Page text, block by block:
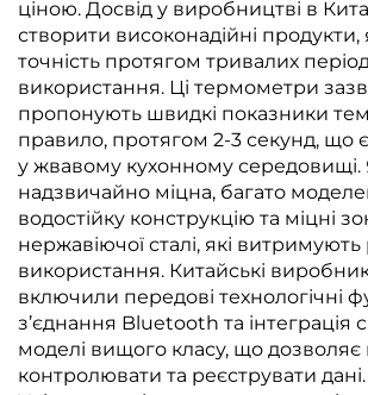
ціною. Досвід у виробництві в
створити високонадійні продукти,
точність протягом тривалих
використання. Ці термометри
пропонують швидкі показники
правило, протягом 2-3 секунд, що
у жвавому кухонному середовищі.
надзвичайно міцна, багато
водостійку конструкцію та міцні
нержавіючої сталі, які
використання. Китайські
включили передові технологічні
з’єднання Bluetooth та інтеграція
моделі вищого класу, що дозволяє
контролювати та реєструвати дані.